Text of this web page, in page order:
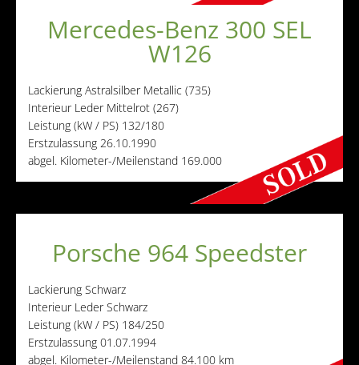
Mercedes-Benz 300 SEL
W126
Lackierung Astralsilber Metallic (735)
Interieur Leder Mittelrot (267)
Leistung (kW / PS) 132/180
Erstzulassung 26.10.1990
abgel. Kilometer-/Meilenstand 169.000
Porsche 964 Speedster
Lackierung Schwarz
Interieur Leder Schwarz
Leistung (kW / PS) 184/250
Erstzulassung 01.07.1994
abgel. Kilometer-/Meilenstand 84.100 km